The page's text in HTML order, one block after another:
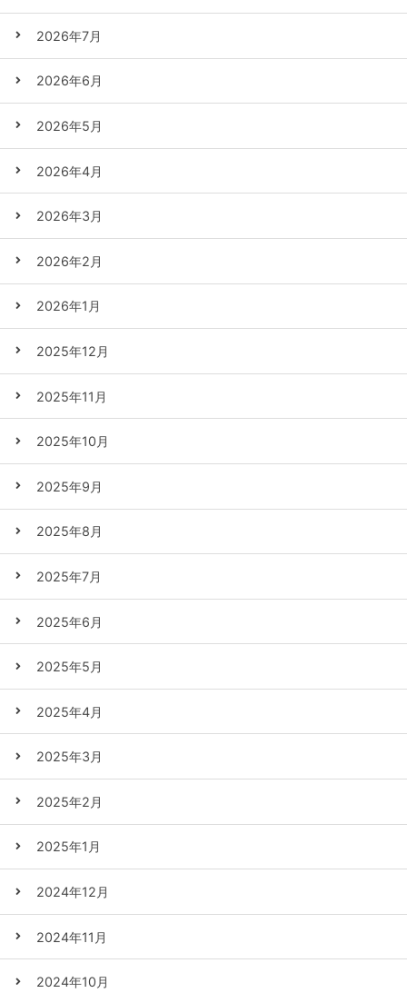
2026年7月
2026年6月
2026年5月
2026年4月
2026年3月
2026年2月
2026年1月
2025年12月
2025年11月
2025年10月
2025年9月
2025年8月
2025年7月
2025年6月
2025年5月
2025年4月
2025年3月
2025年2月
2025年1月
2024年12月
2024年11月
2024年10月